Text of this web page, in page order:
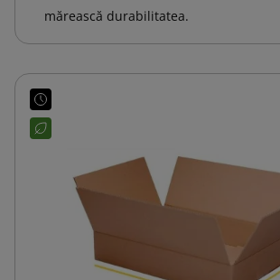
mărească durabilitatea.